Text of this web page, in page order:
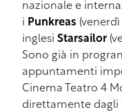
nazionale e
i Punkreas (venerdì
inglesi Starsailor
Sono già in
appuntamenti
Cinema Teatro 4
direttamente dagli